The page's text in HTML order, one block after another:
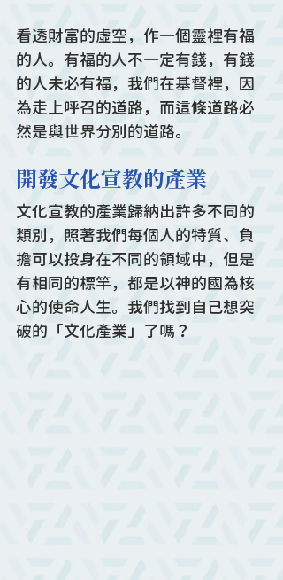
看透財富的虛空，作一個靈裡有福
的人。有福的人不一定有錢，有錢
的人未必有福，我們在基督裡，因
為走上呼召的道路，而這條道路必
然是與世界分別的道路。
開發文化宣教的產業
文化宣教的產業歸納出許多不同的
類別，照著我們每個人的特質、負
擔可以投身在不同的領域中，但是
有相同的標竿，都是以神的國為核
心的使命人生。我們找到自己想突
破的「文化產業」了嗎？